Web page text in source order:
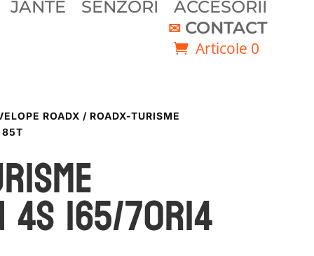
JANTE SENZORI
ACCESORII
CONTACT
Articole 0
ROADX / ROADX-TURISME
85T
4S 165/70R14